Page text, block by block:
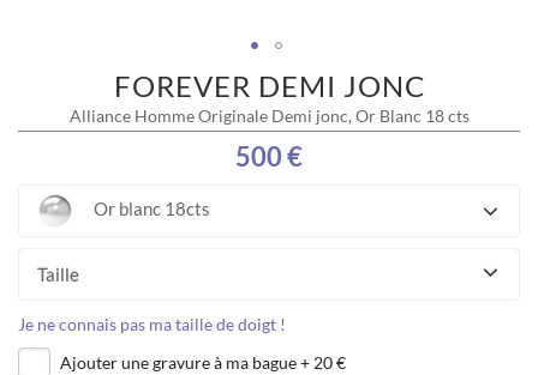
FOREVER DEMI JONC
Alliance Homme Originale Demi jonc, Or Blanc 18 cts
500 €
Or blanc 18cts
Taille
Je ne connais pas ma taille de doigt !
Ajouter une gravure à ma bague+ 20 €
images